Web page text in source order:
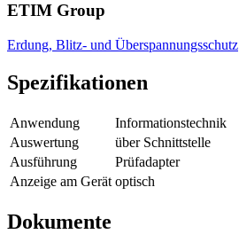
ETIM Group
Erdung, Blitz- und Überspannungsschutz
Spezifikationen
Anwendung
Informationstechnik
Auswertung
über Schnittstelle
Ausführung
Prüfadapter
Anzeige am Gerät optisch
Dokumente